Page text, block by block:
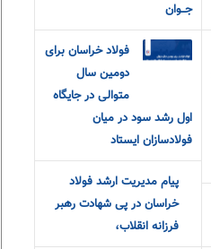
جــوان
فولاد خراسان برای
دومین سال
متوالی در جایگاه
اول رشد سود در میان
فولادسازان ایستاد
پیام مدیریت ارشد فولاد
خراسان در پی شهادت رهبر
فرزانه انقلاب،